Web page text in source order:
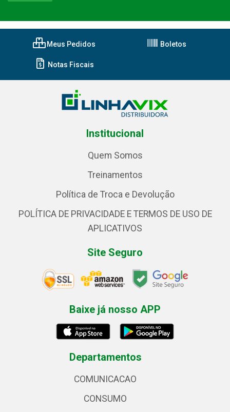
Meus Pedidos Boletos
Notas Fiscais
Institucional
Quem Somos
Treinamentos
Política de Troca e Devolução
POLÍTICA DE PRIVACIDADE E TERMOS DE USO DE
APLICATIVOS
Site Seguro
Baixe já nosso APP
Departamentos
COMUNICACAO
CONSUMO